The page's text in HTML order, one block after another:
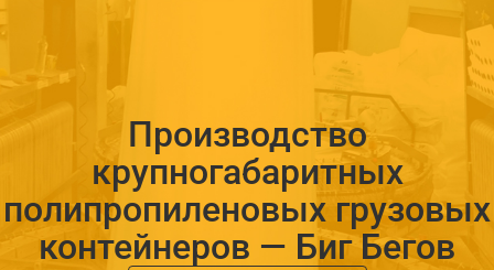
Производство
крупногабаритных
полипропиленовых грузовых
контейнеров — Биг Бегов